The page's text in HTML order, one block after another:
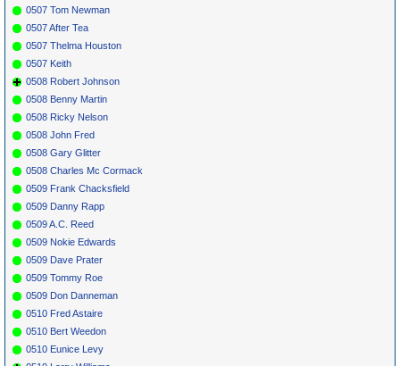
0507 Tom Newman
0507 After Tea
0507 Thelma Houston
0507 Keith
0508 Robert Johnson
0508 Benny Martin
0508 Ricky Nelson
0508 John Fred
0508 Gary Glitter
0508 Charles Mc Cormack
0509 Frank Chacksfield
0509 Danny Rapp
0509 A.C. Reed
0509 Nokie Edwards
0509 Dave Prater
0509 Tommy Roe
0509 Don Danneman
0510 Fred Astaire
0510 Bert Weedon
0510 Eunice Levy